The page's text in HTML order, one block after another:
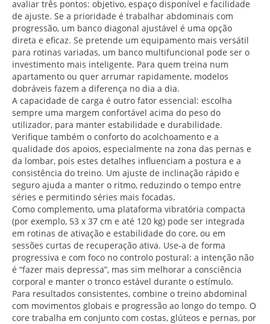
avaliar três pontos: objetivo, espaço disponível e facilidade
de ajuste. Se a prioridade é trabalhar abdominais com
progressão, um banco diagonal ajustável é uma opção
direta e eficaz. Se pretende um equipamento mais versátil
para rotinas variadas, um banco multifuncional pode ser o
investimento mais inteligente. Para quem treina num
apartamento ou quer arrumar rapidamente, modelos
dobráveis fazem a diferença no dia a dia.
A capacidade de carga é outro fator essencial: escolha
sempre uma margem confortável acima do peso do
utilizador, para manter estabilidade e durabilidade.
Verifique também o conforto do acolchoamento e a
qualidade dos apoios, especialmente na zona das pernas e
da lombar, pois estes detalhes influenciam a postura e a
consistência do treino. Um ajuste de inclinação rápido e
seguro ajuda a manter o ritmo, reduzindo o tempo entre
séries e permitindo séries mais focadas.
Como complemento, uma plataforma vibratória compacta
(por exemplo, 53 x 37 cm e até 120 kg) pode ser integrada
em rotinas de ativação e estabilidade do core, ou em
sessões curtas de recuperação ativa. Use-a de forma
progressiva e com foco no controlo postural: a intenção não
é “fazer mais depressa”, mas sim melhorar a consciência
corporal e manter o tronco estável durante o estímulo.
Para resultados consistentes, combine o treino abdominal
com movimentos globais e progressão ao longo do tempo. O
core trabalha em conjunto com costas, glúteos e pernas, por